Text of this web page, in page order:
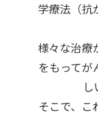
学療法（抗
様々な治療
をもってが
し
そこで、こ